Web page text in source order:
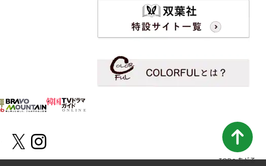
TOPへもどる